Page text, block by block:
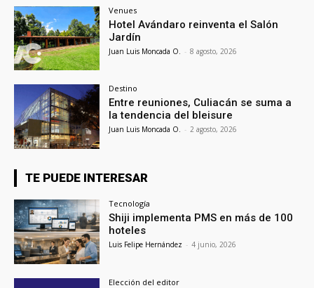
Venues
Hotel Avándaro reinventa el Salón
Jardín
Juan Luis Moncada O. - 8 agosto, 2026
Destino
Entre reuniones, Culiacán se suma a
la tendencia del bleisure
Juan Luis Moncada O. - 2 agosto, 2026
TE PUEDE INTERESAR
Tecnología
Shiji implementa PMS en más de 100
hoteles
Luis Felipe Hernández - 4 junio, 2026
Elección del editor